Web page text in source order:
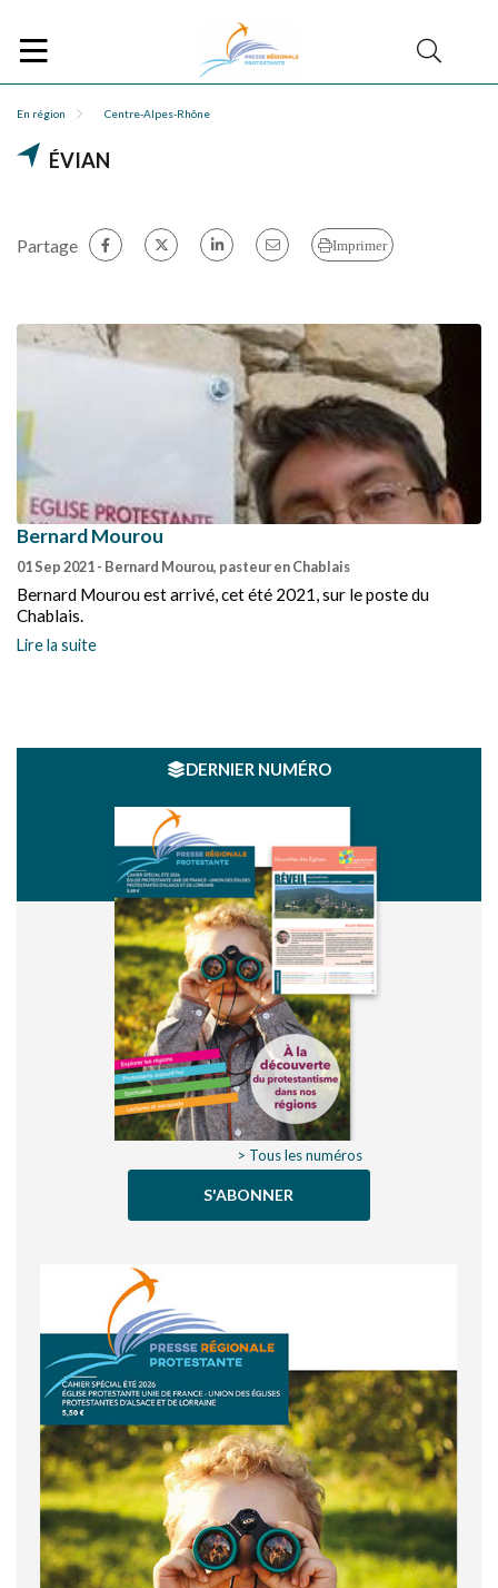
En région Centre-Alpes-Rhône
ÉVIAN
Partage Imprimer
Bernard Mourou
01 Sep 2021- Bernard Mourou, pasteur en Chablais
Bernard Mourou est arrivé, cet été 2021, sur le poste du
Chablais.
Lire la suite
DERNIER NUMÉRO
> Tous les numéros
S'ABONNER